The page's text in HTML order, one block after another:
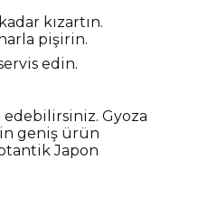
kızartın.
pişirin.
edin.
Gyoza
geniş ürün
Japon